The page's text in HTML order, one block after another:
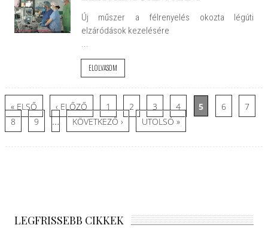
Új műszer a félrenyelés okozta légúti
elzáródások kezelésére
...
ELOLVASOM
Oldalak
« ELSŐ ‹ ELŐZŐ 1 2 3 4 5 6
7
8
9 … KÖVETKEZŐ › UTOLSÓ »
LEGFRISSEBB CIKKEK